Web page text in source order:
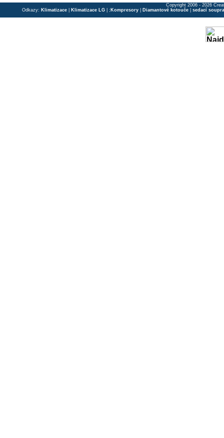
Copyright 2006 - 2026
Odkazy: Klimatizace Klimatizace LG | ; Kompresory Diamantové kotouče sedací